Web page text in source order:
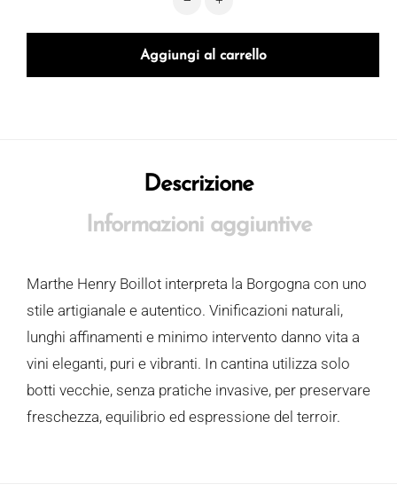
Aggiungi al carrello
Descrizione
Informazioni aggiuntive
Marthe Henry Boillot interpreta la Borgogna con uno
stile artigianale e autentico. Vinificazioni naturali,
lunghi affinamenti e minimo intervento danno vita a
vini eleganti, puri e vibranti. In cantina utilizza solo
botti vecchie, senza pratiche invasive, per preservare
freschezza, equilibrio ed espressione del terroir.